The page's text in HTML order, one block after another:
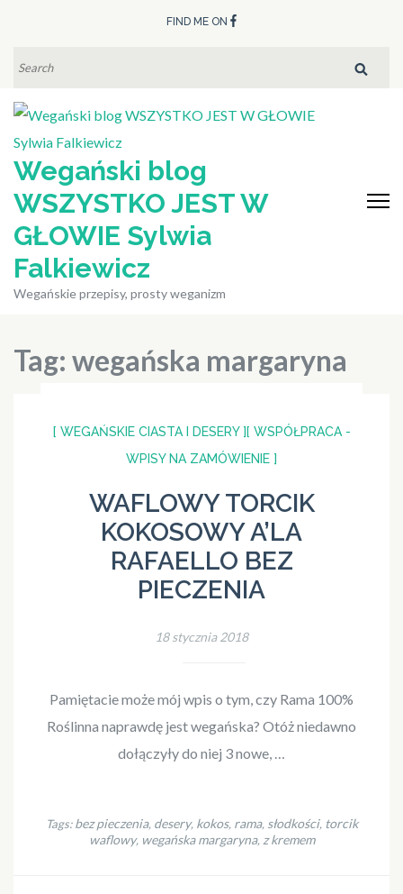
content
(Press
Enter)
FIND ME ON
Wegański blog
WSZYSTKO JEST W
GŁOWIE Sylwia
Falkiewicz
Wegańskie przepisy, prosty weganizm
Tag: wegańska margaryna
[ WEGAŃSKIE CIASTA I DESERY ] [ WSPÓŁPRACA -
WPISY NA ZAMÓWIENIE ]
WAFLOWY TORCIK
KOKOSOWY A’LA
RAFAELLO BEZ
PIECZENIA
18 stycznia 2018
Pamiętacie może mój wpis o tym, czy Rama 100%
Roślinna naprawdę jest wegańska? Otóż niedawno
dołączyły do niej 3 nowe, …
Tags:bez pieczenia, desery, kokos, rama, słodkości, torcik
waflowy, wegańska margaryna, z kremem